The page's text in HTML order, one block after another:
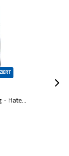
Kapuzenpullover Kids "Love Hamburg - Hate Racism"